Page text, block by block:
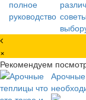
×
Рекомендуем
Арочные